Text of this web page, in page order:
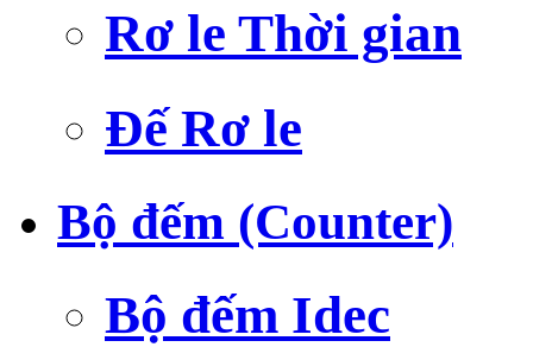
Rơ le Thời gian
Đế Rơ le
Bộ đếm (Counter)
Bộ đếm Idec